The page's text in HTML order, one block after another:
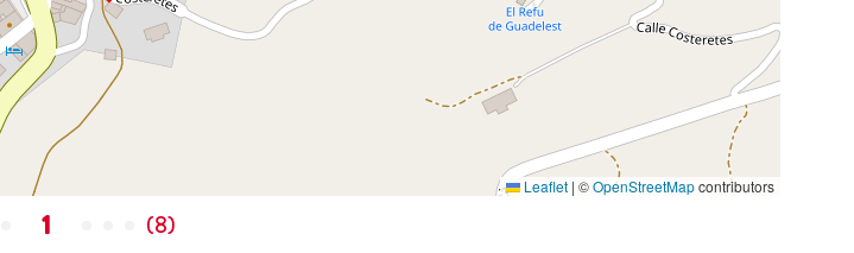
Leaflet | ©OpenStreetMapcontributors
1 (8)